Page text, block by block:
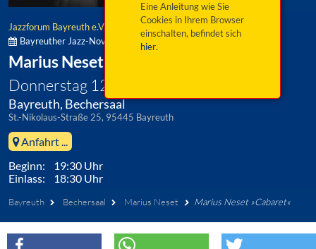
Eine Anleitung wie Sie
Cookies in Ihrem Browser
einschalten, befindet sich
hier.
Jazzforum Bayreuth e.V.
Bayreuther Jazz-November:
Marius Neset »Cabaret«
Donnerstag 12. November 2026
Bayreuth, Bechersaal
St.-Nikolaus-Straße 25, 95445 Bayreuth
Anfahrt ...
Beginn: 19:30 Uhr
Einlass: 18:30 Uhr
Bayreuth Bechersaal Marius Neset Marius Neset »Cabaret«